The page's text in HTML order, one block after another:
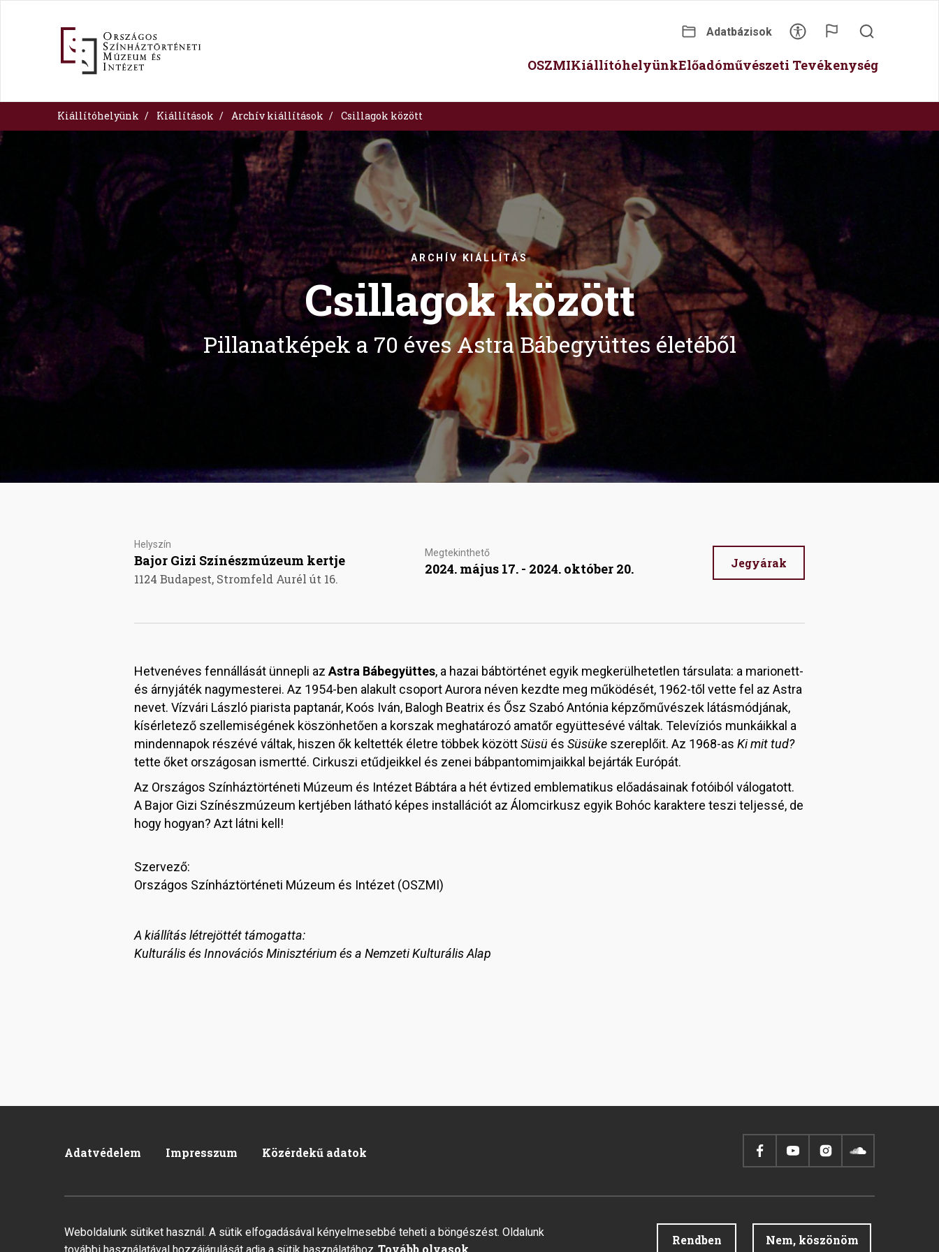
menu
Adatbázisok
Main
OSZMIKiállítóhelyünkElőadóművészeti Tevékenység
Kiállítóhelyünk Kiállítások Archív kiállítások Csillagok között
Image
ARCHÍV KIÁLLÍTÁS
Csillagok között
Pillanatképek a 70 éves Astra Bábegyüttes életéből
Helyszín
Bajor Gizi Színészmúzeum kertje
1124 Budapest, Stromfeld Aurél út 16.
Megtekinthető
2024. május 17. - 2024. október 20. Jegyárak
Hetvenéves fennállását ünnepli az Astra Bábegyüttes, a hazai bábtörténet egyik megkerülhetetlen társulata: a marionett-
és árnyjáték nagymesterei. Az 1954-ben alakult csoport Aurora néven kezdte meg működését, 1962-től vette fel az Astra
nevet. Vízvári László piarista paptanár, Koós Iván, Balogh Beatrix és Ősz Szabó Antónia képzőművészek látásmódjának,
kísérletező szellemiségének köszönhetően a korszak meghatározó amatőr együttesévé váltak. Televíziós munkáikkal a
mindennapok részévé váltak, hiszen ők keltették életre többek közöttSüsü és Süsüke szereplőit. Az 1968-as Ki mit tud?
tette őket országosan ismertté. Cirkuszi etűdjeikkel és zenei bábpantomimjaikkal bejárták Európát.
Az Országos Színháztörténeti Múzeum és Intézet Bábtára a hét évtized emblematikus előadásainak fotóiból válogatott.
A Bajor Gizi Színészmúzeum kertjében látható képes installációt az Álomcirkusz egyik Bohóc karaktere teszi teljessé, de
hogy hogyan? Azt látni kell!
Szervező:
Országos Színháztörténeti Múzeum és Intézet (OSZMI)
A kiállítás létrejöttét támogatta:
Kulturális és Innovációs Minisztérium és a Nemzeti Kulturális Alap
Adatvédelem Impresszum Közérdekű adatok
2026 © Minden jog fenntartva. Fejlesztette az Integral Vision Kft.
Weboldalunk sütiket használ. A sütik elfogadásával kényelmesebbé teheti a böngészést. Oldalunk
Tovább olvasok
Rendben Nem, köszönöm